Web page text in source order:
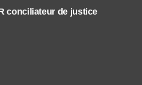
conciliateur de justice